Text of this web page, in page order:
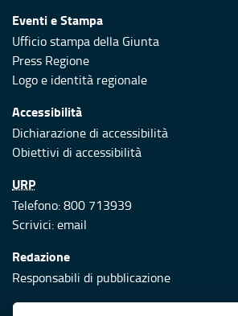
Eventi e Stampa
Ufficio stampa della Giunta
Press Regione
Logo e identità regionale
Accessibilità
Dichiarazione di accessibilità
Obiettivi di accessibilità
URP
Telefono: 800 713939
Scrivici:email
Redazione
Responsabili di pubblicazione
Protezione civile